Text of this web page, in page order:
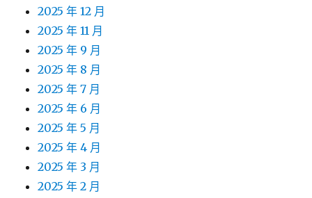
2025 年 12 月
2025 年 11 月
2025 年 9 月
2025 年 8 月
2025 年 7 月
2025 年 6 月
2025 年 5 月
2025 年 4 月
2025 年 3 月
2025 年 2 月